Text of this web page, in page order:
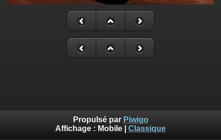
Propulsé par Piwigo
Affichage : Mobile Classique